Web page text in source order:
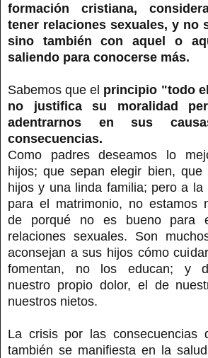
formación cristiana,
tener relaciones sexuales, y no
sino también con aquel o
saliendo para conocerse más.
Sabemos que el principio "todo
no justifica su moralidad
adentrarnos en sus
consecuencias.
Como padres deseamos lo
hijos; que sepan elegir bien, que
hijos y una linda familia; pero a la
para el matrimonio, no estamos
de porqué no es bueno para
relaciones sexuales. Son
aconsejan a sus hijos cómo
fomentan, no los educan; y
nuestro propio dolor, el de
nuestros nietos.
La crisis por las consecuencias
también se manifiesta en la